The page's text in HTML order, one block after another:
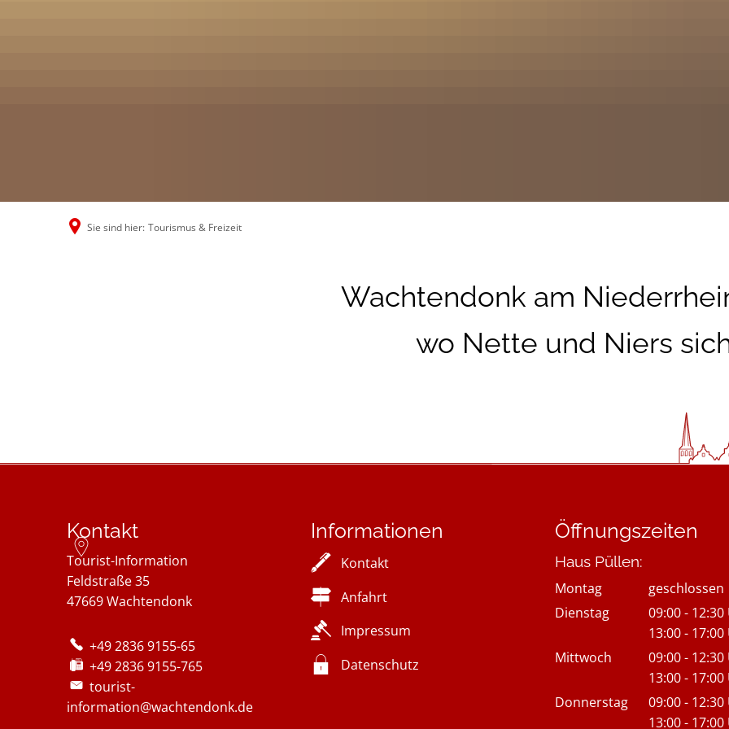
Sie sind hier: Tourismus & Freizeit
Wachtendonk am
wo Nette und Niers sich
Kontakt
Tourist-Information
Feldstraße 35
47669Wachtendonk
+49 2836 9155-65
+49 2836 9155-765
tourist-
information@wachtendonk.de
Informationen
Kontakt
Anfahrt
Impressum
Datenschutz
Öffnungszeiten
Haus Püllen:
Montag
geschlossen
Dienstag
09:00- 12:30
Von 09:00
13:00- 17:00
Von 13:00
Mittwoch 09:00- 12:30
Von 09:00
13:00- 17:00
Von 13:00
Donnerstag 09:00- 12:30
Von 09:00
13:00- 17:00